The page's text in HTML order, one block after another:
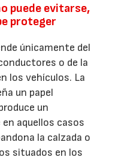
puede evitarse,
proteger
únicamente del
o de la
los vehículos. La
un papel
un
aquellos casos
la calzada o
situados en los